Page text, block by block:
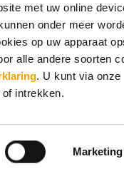
met uw online
onder meer
op uw apparaat
alle andere soorten
. U kunt via onze
intrekken.
Marketing
bij BKR